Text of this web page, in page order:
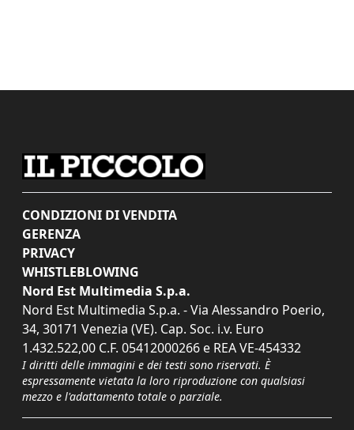
CONDIZIONI DI VENDITA
GERENZA
PRIVACY
WHISTLEBLOWING
Nord Est Multimedia S.p.a.
Nord Est Multimedia S.p.a. - Via Alessandro Poerio,
34, 30171 Venezia (VE). Cap. Soc. i.v. Euro
1.432.522,00 C.F. 05412000266 e REA VE-454332
I diritti delle immagini e dei testi sono riservati. È
espressamente vietata la loro riproduzione con qualsiasi
mezzo e l'adattamento totale o parziale.